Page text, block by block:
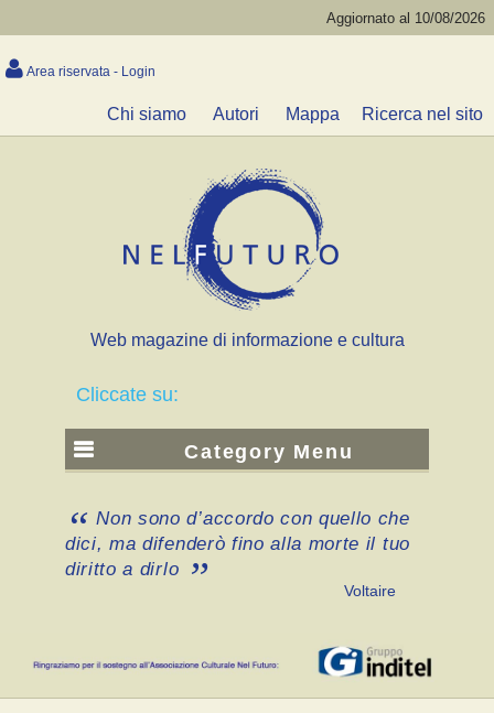
Aggiornato al 10/08/2026
Area riservata - Login
Chi siamo Autori Mappa Ricerca nel sito
Web magazine di informazione e cultura
Cliccate su:
Category Menu
Non sono d’accordo con quello che
dici, ma difenderò fino alla morte il tuo
diritto a dirlo
Voltaire